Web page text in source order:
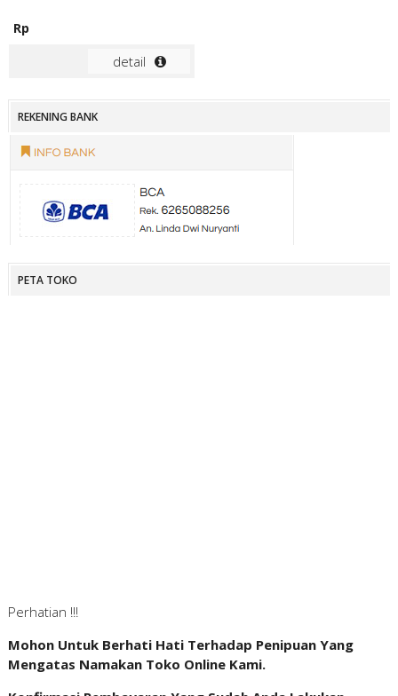
Rp
detail
REKENING BANK
PETA TOKO
Perhatian !!!
Mohon Untuk Berhati Hati Terhadap Penipuan Yang
Mengatas Namakan Toko Online Kami.